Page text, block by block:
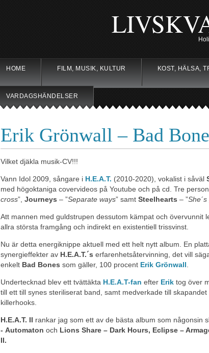
HOME FILM, MUSIK, KULTUR KOST, HÄLSA,
VARDAGSHÄNDELSER
Erik Grönwall – Bad
Vilket djäkla musik-CV!!!
Vann Idol 2009, sångare i H.E.A.T. (2010-2020), vokalist i såväl
med högoktaniga covervideos på Youtube och på cd. Tre
cross”, Journeys – ”Separate ways” samt Steelhearts – ”
Att mannen med guldstrupen dessutom kämpat och övervunnit
allra största framgång och indirekt en existentiell trissvinst.
Nu är detta energiknippe aktuell med ett helt nytt album. En
synergieffekter av H.E.A.T.´s erfarenhetsåtervinning, det vill
enkelt Bad Bones som gäller, 100 procent Erik Grönwall
Undertecknad blev ett tvättäkta H.E.A.T-fan efter Erik tog över
till ett till synes steriliserat band, samt medverkade till
killerhooks.
H.E.A.T. II rankar jag som ett av de bästa album som någonsin
- Automaton och Lions Share – Dark Hours, Eclipse –
II.